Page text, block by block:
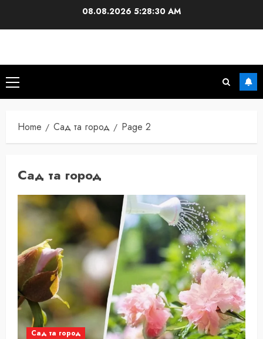
08.08.20265:28:31 AM
Primary
Menu
Home Сад та город Page 2
Сад та город
Сад та город